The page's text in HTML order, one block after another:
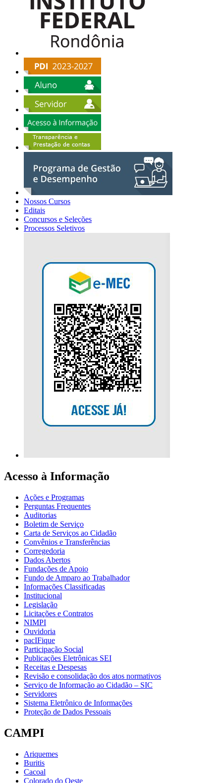
Nossos Cursos
Editais
Concursos e Seleções
Processos Seletivos
Acesso à Informação
Ações e Programas
Perguntas Frequentes
Auditorias
Boletim de Serviço
Carta de Serviços ao Cidadão
Convênios e Transferências
Corregedoria
Dados Abertos
Fundações de Apoio
Fundo de Amparo ao Trabalhador
Informações Classificadas
Institucional
Legislação
Licitações e Contratos
NIMPI
Ouvidoria
pacIFique
Participação Social
Publicações Eletrônicas SEI
Receitas e Despesas
Revisão e consolidação dos atos normativos
Serviço de Informação ao Cidadão – SIC
Servidores
Sistema Eletrônico de Informações
Proteção de Dados Pessoais
CAMPI
Ariquemes
Buritis
Cacoal
Colorado do Oeste